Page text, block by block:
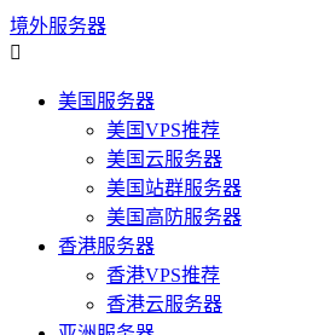
境外服务器

美国服务器
美国VPS推荐
美国云服务器
美国站群服务器
美国高防服务器
香港服务器
香港VPS推荐
香港云服务器